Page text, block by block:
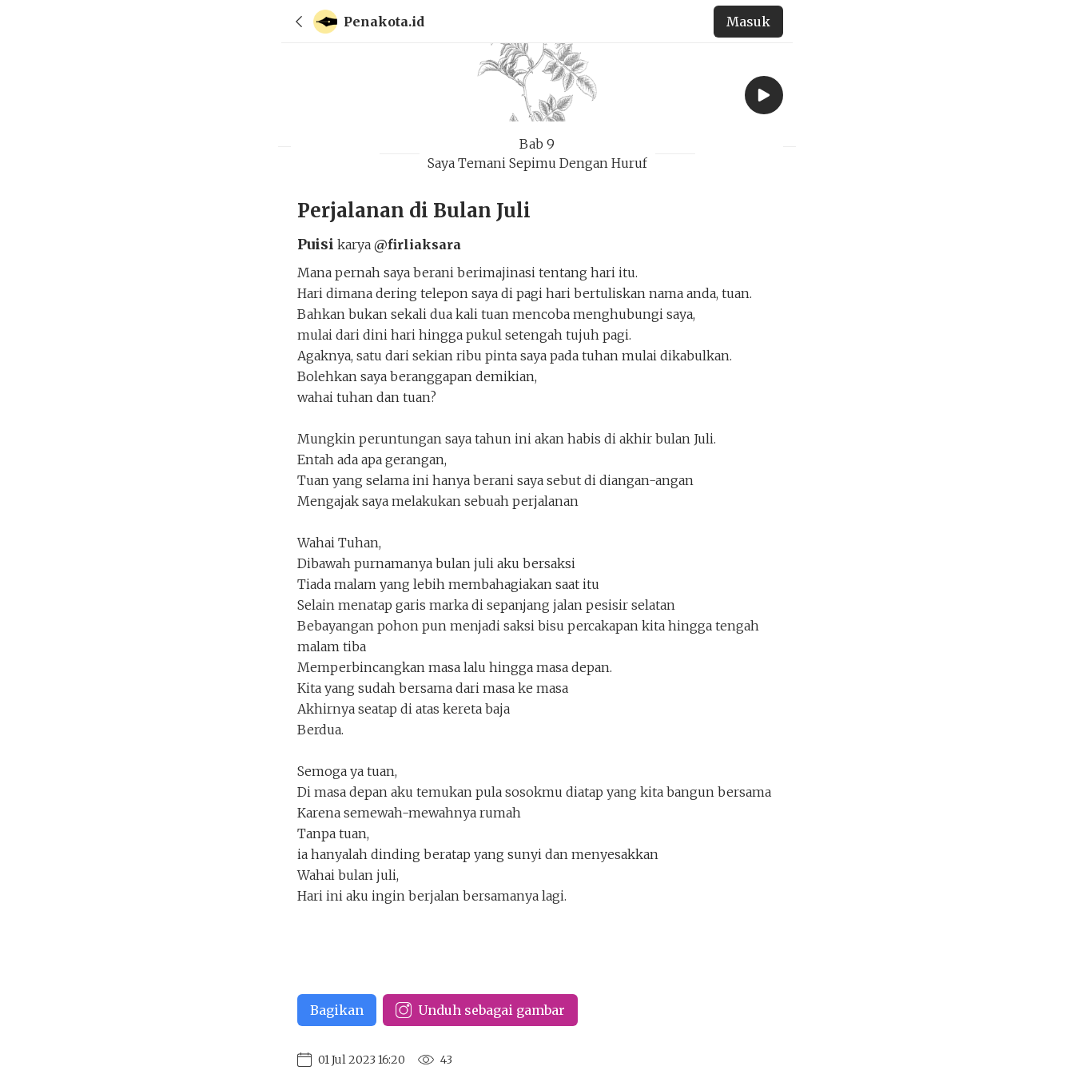
Penakota.id Masuk
Bab 9
Saya Temani Sepimu Dengan Huruf
Perjalanan di Bulan Juli
Puisi karya @firliaksara
Perjalanan di Bulan Juli
Mana pernah saya berani berimajinasi tentang hari itu.
Hari dimana dering telepon saya di pagi hari bertuliskan nama anda, tuan.
Bahkan bukan sekali dua kali tuan mencoba menghubungi saya,
mulai dari dini hari hingga pukul setengah tujuh pagi.
Agaknya, satu dari sekian ribu pinta saya pada tuhan mulai dikabulkan.
Bolehkan saya beranggapan demikian,
wahai tuhan dan tuan?
Mungkin peruntungan saya tahun ini akan habis di akhir bulan Juli.
Entah ada apa gerangan,
Tuan yang selama ini hanya berani saya sebut di diangan-angan
Mengajak saya melakukan sebuah perjalanan
Wahai Tuhan,
Dibawah purnamanya bulan juli aku bersaksi
Tiada malam yang lebih membahagiakan saat itu
Selain menatap garis marka di sepanjang jalan pesisir selatan
Bebayangan pohon pun menjadi saksi bisu percakapan kita hingga tengah
malam tiba
Memperbincangkan masa lalu hingga masa depan.
Kita yang sudah bersama dari masa ke masa
Akhirnya seatap di atas kereta baja
Berdua.
Semoga ya tuan,
Di masa depan aku temukan pula sosokmu diatap yang kita bangun bersama
Karena semewah-mewahnya rumah
Tanpa tuan,
ia hanyalah dinding beratap yang sunyi dan menyesakkan
Wahai bulan juli,
Hari ini aku ingin berjalan bersamanya lagi.
Bagikan Unduh sebagai gambar
01 Jul 2023 16:20 43
Keluar Unduh